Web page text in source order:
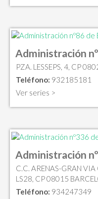
Administración
PZA. LESSEPS, 4, CP
Teléfono: 932185181
Ver series >
Administración
C.C. ARENAS-GRAN
LS28, CP 08015
Teléfono: 934247349